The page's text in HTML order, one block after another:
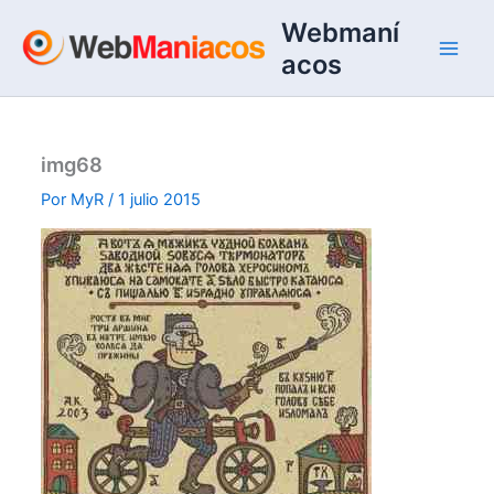
contenido
Webmaní
acos
img68
Por MyR/1 julio 2015